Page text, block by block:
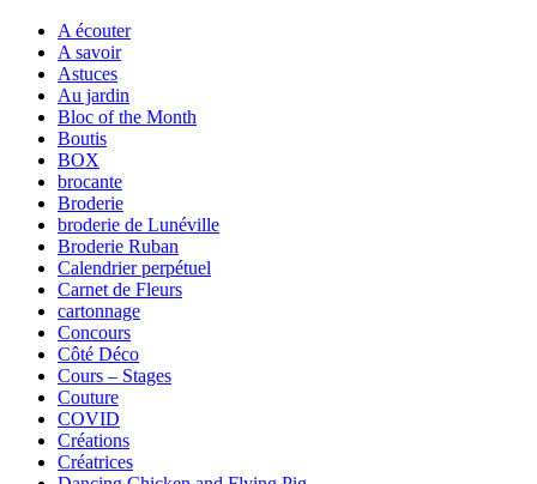
A écouter
A savoir
Astuces
Au jardin
Bloc of the Month
Boutis
BOX
brocante
Broderie
broderie de Lunéville
Broderie Ruban
Calendrier perpétuel
Carnet de Fleurs
cartonnage
Concours
Côté Déco
Cours – Stages
Couture
COVID
Créations
Créatrices